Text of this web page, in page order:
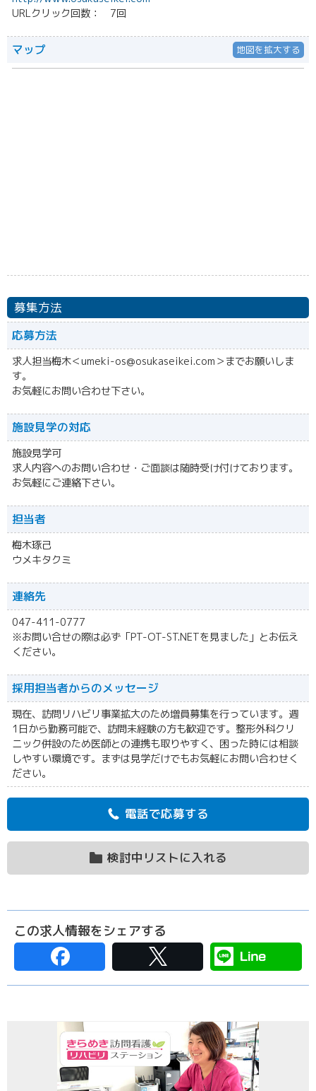
URLクリック回数： 7回
マップ 地図を拡大する
募集方法
応募方法
求人担当梅木＜umeki-os@osukaseikei.com＞までお願いしま
す。
お気軽にお問い合わせ下さい。
施設見学の対応
施設見学可
求人内容へのお問い合わせ・ご面談は随時受け付けております。
お気軽にご連絡下さい。
担当者
梅木琢己
ウメキタクミ
連絡先
047-411-0777
※お問い合せの際は必ず「PT-OT-ST.NETを見ました」とお伝え
ください。
採用担当者からのメッセージ
現在、訪問リハビリ事業拡大のため増員募集を行っています。週
1日から勤務可能で、訪問未経験の方も歓迎です。整形外科クリ
ニック併設のため医師との連携も取りやすく、困った時には相談
しやすい環境です。まずは見学だけでもお気軽にお問い合わせく
ださい。
電話で応募する
検討中リストに入れる
この求人情報をシェアする